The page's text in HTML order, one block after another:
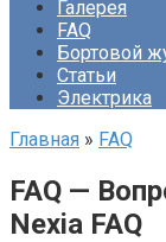
Галерея
FAQ
Бортовой
Статьи
Электрика
Главная » FAQ
FAQ —
Nexia FAQ